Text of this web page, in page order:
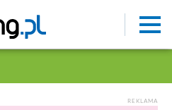
REKLAMA